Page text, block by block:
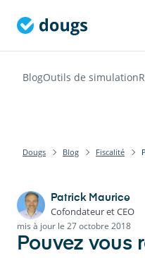
BlogOutils de simulation
Dougs Blog Fiscalité
Patrick Maurice
Cofondateur et CEO
mis à jour le 27 octobre 2018
Pouvez vous